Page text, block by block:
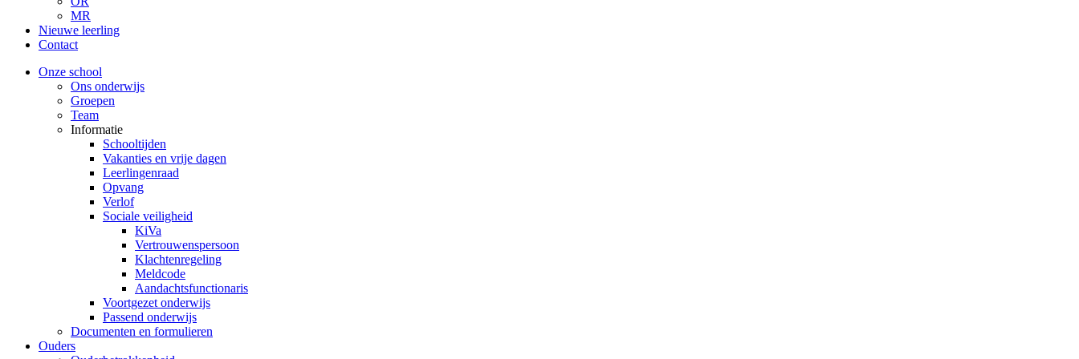
MR
Nieuwe leerling
Contact
Onze school
Ons onderwijs
Groepen
Team
Informatie
Schooltijden
Vakanties en vrije dagen
Leerlingenraad
Opvang
Verlof
Sociale veiligheid
KiVa
Vertrouwenspersoon
Klachtenregeling
Meldcode
Aandachtsfunctionaris
Voortgezet onderwijs
Passend onderwijs
Documenten en formulieren
Ouders